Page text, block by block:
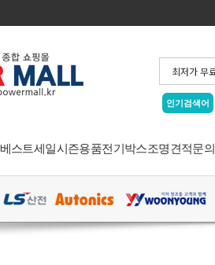
인기검색어
베스트세일시즌용품전기박스조명견적문의